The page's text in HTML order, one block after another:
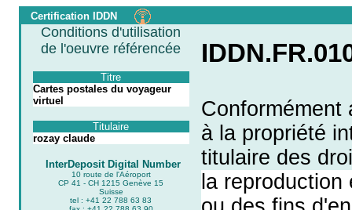
Certification IDDN
Conditions d'utilisation
de l'oeuvre référencée
Titre
Cartes postales du voyageur
virtuel
Titulaire
rozay claude
InterDeposit Digital Number
10 route de l'Aéroport
CP 41 - CH 1215 Genève 15
Suisse
tel : +41 22 788 63 83
Conformément
à la propriété
titulaire des
la